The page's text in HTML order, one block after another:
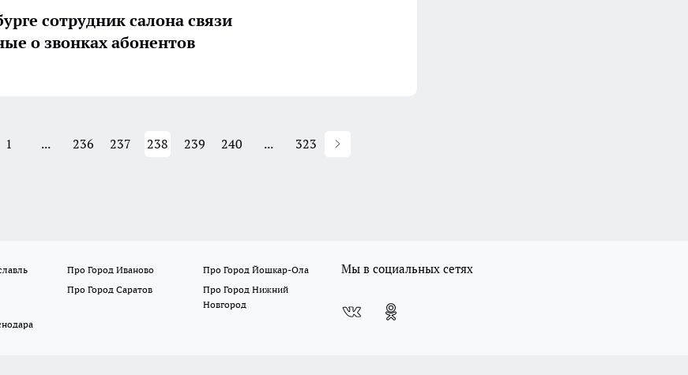
сотрудник салона связи
о звонках абонентов
1 ... 236 237 238 239 240 ... 323
Про Город Иваново
Про Город Йошкар-Ола
Про Город Саратов
Про Город Нижний
Новгород
Мы в социальных сетях